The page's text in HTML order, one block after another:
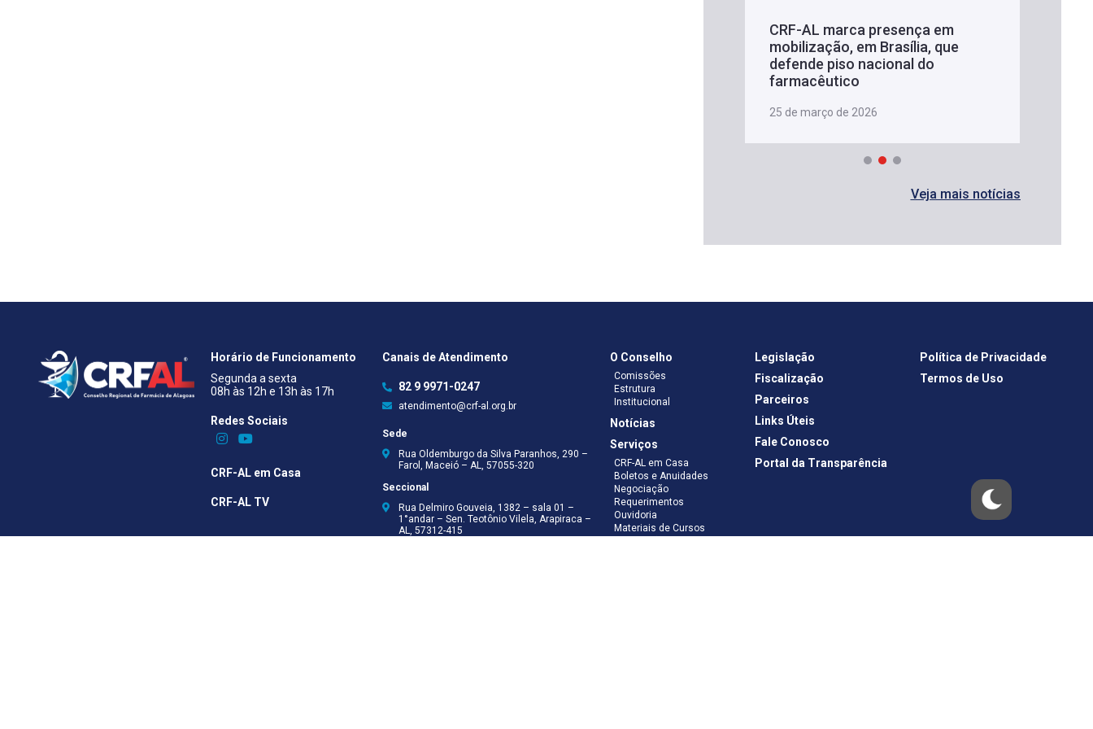
CRF-AL marca presença em
mobilização, em Brasília, que
defende piso nacional do
farmacêutico
25 de março de 2026
Veja mais notícias
Horário de Funcionamento
Segunda a sexta
08h às 12h e 13h às 17h
Redes Sociais​
CRF-AL em Casa
CRF-AL TV
Canais de Atendimento
82 9 9971-0247
atendimento@crf-al.org.br
Sede
Rua Oldemburgo da Silva Paranhos, 290 –
Farol, Maceió – AL, 57055-320
Seccional
Rua Delmiro Gouveia, 1382 – sala 01 –
1°andar – Sen. Teotônio Vilela, Arapiraca –
AL, 57312-415
O Conselho
Comissões
Estrutura
Institucional
Notícias
Serviços
CRF-AL em Casa
Boletos e Anuidades
Negociação
Requerimentos
Ouvidoria
Materiais de Cursos
Legislação
Fiscalização
Parceiros
Links Úteis
Fale Conosco
Portal da Transparência
Política de Privacidade
Termos de Uso